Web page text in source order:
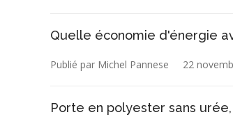
Quelle économie d'énergie
Publié par Michel Pannese 22
Porte en polyester sans